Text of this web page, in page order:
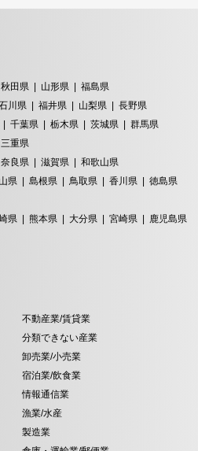
秋田県 山形県
福島県
川県 福井県 山梨県
長野県
千葉県 栃木県 茨城県
群馬県
三重県
奈良県 滋賀県
和歌山県
県 島根県 鳥取県 香川県
徳島県
県 熊本県 大分県 宮崎県
鹿児島県
不動産業/賃貸業
分類できない産業
卸売業/小売業
宿泊業/飲食業
情報通信業
漁業/水産
製造業